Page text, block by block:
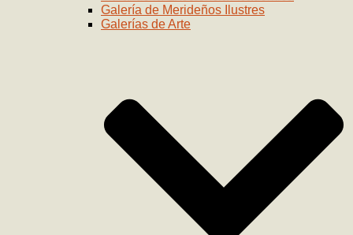
Galería de Merideños Ilustres
Galerías de Arte